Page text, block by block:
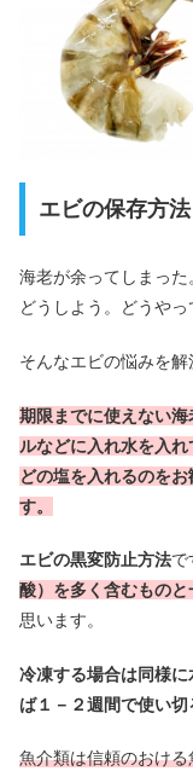
エビの保存方法
海老が余ってしまっ
どうしよう。どうやっ
そんなエビの悩みを
期限までに使えない
ルなどに入れ水を入
どの塩を入れるのを
す。
エビの黒変防止方法で
酸）を多く含むもの
思います。
冷凍する場合は同様
ば１－２週間で使い切
魚介類は信頼のおけ